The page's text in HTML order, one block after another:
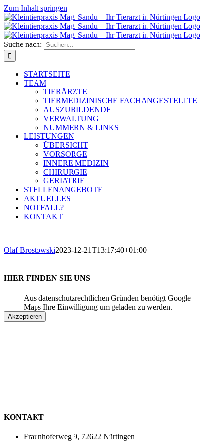
Zum Inhalt springen
Suche nach:
STARTSEITE
TEAM
TIERÄRZTE
TIERMEDIZINISCHE FACHANGESTELLTE
AUSZUBILDENDE
VERWALTUNG
NUMMERN & LINKS
LEISTUNGEN
ÜBERSICHT
VORSORGE
INNERE MEDIZIN
CHIRURGIE
GERIATRIE
STELLENANGEBOTE
AKTUELLES
NOTFALL?
KONTAKT
Olaf Brostowski2023-12-21T13:17:40+01:00
HIER FINDEN SIE UNS
Aus datenschutzrechtlichen Gründen benötigt Google
Maps Ihre Einwilligung um geladen zu werden.
Akzeptieren
KONTAKT
Fraunhoferweg 9, 72622 Nürtingen